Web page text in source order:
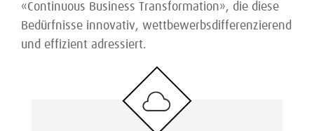
«Continuous Business Transformation», die diese
Bedürfnisse innovativ, wettbewerbsdifferenzierend
und effizient adressiert.